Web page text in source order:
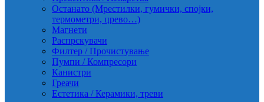
Останато (Мрестилки, гумички, спојки,
термометри, црево…)
Магнети
Распрскувачи
Филтер / Прочистување
Пумпи / Компресори
Канистри
Греачи
Естетика / Керамики, треви